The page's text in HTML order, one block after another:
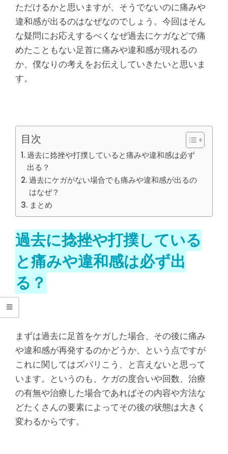
ただけるかと思いますが、そうでないのに痛みや
違和感が出るのはなぜなのでしょう。今回はそん
な疑問にお応えするべくなぜ過去にケガなどで痛
めたこともない足首に痛みや違和感が現れるの
か、僕なりの考えをお伝えしていきたいと思いま
す。
目次
過去に捻挫や打撲していると痛みや違和感は必ず
出る？
過去にケガがない場合でも痛みや違和感が出るの
はなぜ？
まとめ
過去に捻挫や打撲している
と痛みや違和感は必ず出
る？
まずは過去に足首をケガした場合、その後に痛み
や違和感が再発するのかどうか、という点ですが
これに関してはズバリこう、と言えないと思って
います。というのも、ケガの度合いや回数、治療
の有無や治療した場合であればその内容や方法な
どたくさんの要素によってその後の状態は大きく
変わるからです。